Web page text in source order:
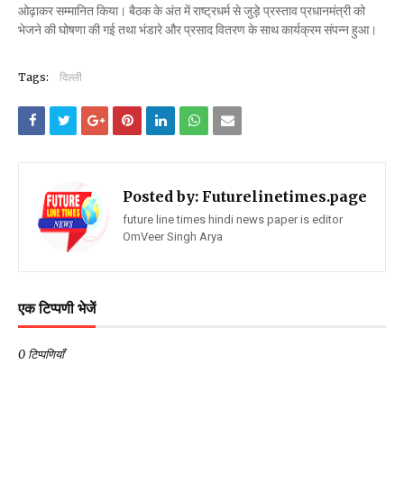
ओढ़ाकर सम्मानित किया। बैठक के अंत में राष्ट्रधर्म से जुड़े प्रस्ताव प्रधानमंत्री को
भेजने की घोषणा की गई तथा भंडारे और प्रसाद वितरण के साथ कार्यक्रम संपन्न हुआ।
Tags: दिल्ली
Posted by: Futurelinetimes.page
future line times hindi news paper is editor
OmVeer Singh Arya
एक टिप्पणी भेजें
0 टिप्पणियाँ